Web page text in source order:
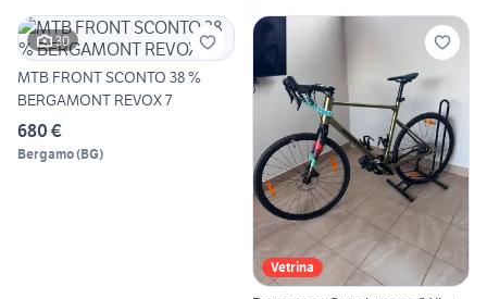
30
MTB FRONT SCONTO 38 %
BERGAMONT REVOX 7
680 €
Bergamo(BG)
Vetrina